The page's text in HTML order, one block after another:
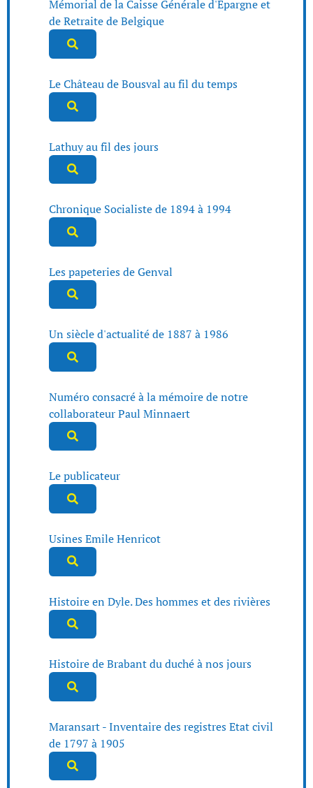
Mémorial de la Caisse Générale d'Epargne et
de Retraite de Belgique
Le Château de Bousval au fil du temps
Lathuy au fil des jours
Chronique Socialiste de 1894 à 1994
Les papeteries de Genval
Un siècle d'actualité de 1887 à 1986
Numéro consacré à la mémoire de notre
collaborateur Paul Minnaert
Le publicateur
Usines Emile Henricot
Histoire en Dyle. Des hommes et des rivières
Histoire de Brabant du duché à nos jours
Maransart - Inventaire des registres Etat civil
de 1797 à 1905